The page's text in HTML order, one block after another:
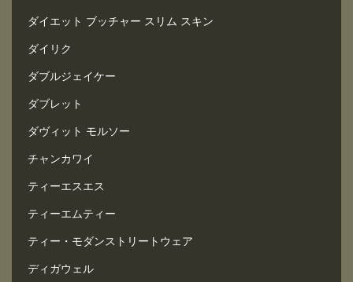
ダイエット ブッチャー スリム スキン
ダイリク
ダブルジェイケー
ダブレット
ダヴィット モルソー
チャンカワイ
ティーエスエス
ティーエムティー
ティー・モダンストリートウェア
ディガウェル